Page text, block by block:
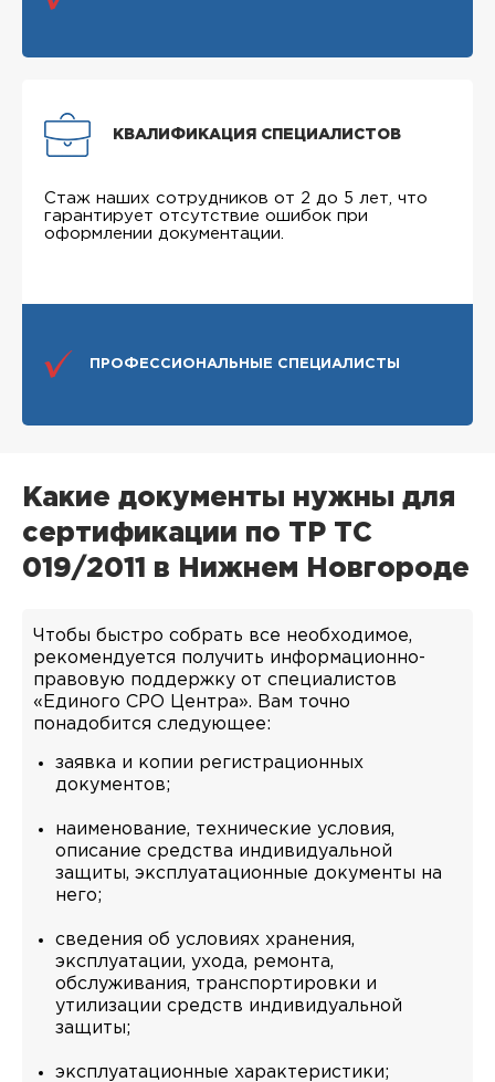
КВАЛИФИКАЦИЯ СПЕЦИАЛИСТОВ
Стаж наших сотрудников от 2 до 5 лет, что
гарантирует отсутствие ошибок при
оформлении документации.
ПРОФЕССИОНАЛЬНЫЕ СПЕЦИАЛИСТЫ
Какие документы нужны для
сертификации по ТР ТС
019/2011 в Нижнем Новгороде
Чтобы быстро собрать все необходимое,
рекомендуется получить информационно-
правовую поддержку от специалистов
«Единого СРО Центра». Вам точно
понадобится следующее:
заявка и копии регистрационных
документов;
наименование, технические условия,
описание средства индивидуальной
защиты, эксплуатационные документы на
него;
сведения об условиях хранения,
эксплуатации, ухода, ремонта,
обслуживания, транспортировки и
утилизации средств индивидуальной
защиты;
эксплуатационные характеристики;